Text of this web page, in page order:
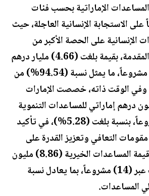
الإماراتية بحسب فئات
الاستجابة الإنسانية العاجلة، حيث
على الحصة الأكبر من
إجمالي المساعدات المقدمة، بقيمة بلغت (4.66) مليار درهم
إماراتي عبر (166) مشروعاً، ما يمثل نسبة (94.54%) من
وفي الوقت ذاته، خصصت الإمارات
مليون درهم إماراتي للمساعدات التنموية
من خلال (36) مشروعاً، بنسبة بلغت (5.28%)، في تأكيد
التعافي وتعزيز القدرة على
الصمود، فيما بلغت قيمة المساعدات الخيرية (8.86) مليون
درهم إماراتي نُفذت عبر (14) مشروعاً، بما يعادل نسبة